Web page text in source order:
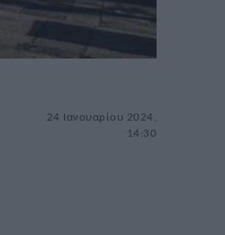
24 Ιανουαρίου 2024,
14:30